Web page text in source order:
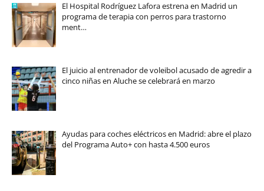
El Hospital Rodríguez Lafora estrena en Madrid un
programa de terapia con perros para trastorno
ment…
El juicio al entrenador de voleibol acusado de agredir a
cinco niñas en Aluche se celebrará en marzo
Ayudas para coches eléctricos en Madrid: abre el plazo
del Programa Auto+ con hasta 4.500 euros